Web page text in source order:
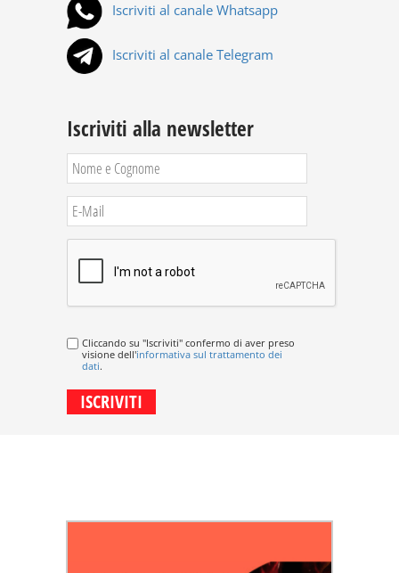
Iscriviti al canale Whatsapp
Iscriviti al canale Telegram
Iscriviti alla newsletter
Cliccando su "Iscriviti" confermo di aver preso
visione dell'informativa sul trattamento dei
dati.